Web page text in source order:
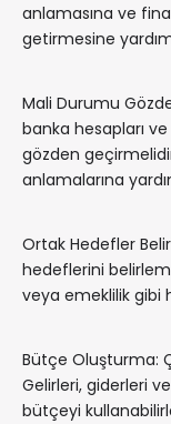
anlamasına ve
getirmesine
Mali Durumu
banka hesapları
gözden
anlamalarına
Ortak Hedefler
hedeflerini
veya emeklilik gibi
Bütçe Oluşturma:
Gelirleri, giderleri
bütçeyi